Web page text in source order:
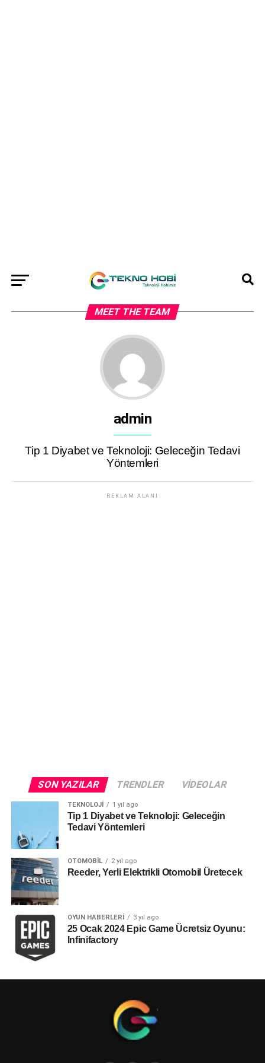
MEET THE TEAM
admin
Tip 1 Diyabet ve Teknoloji: Geleceğin Tedavi
Yöntemleri
REKLAM ALANI
SON YAZILAR TRENDLER VIDEOLAR
TEKNOLOJI 1 yıl ago
Tip 1 Diyabet ve Teknoloji: Geleceğin
Tedavi Yöntemleri
OTOMOBIL 2 yıl ago
Reeder, Yerli Elektrikli Otomobil Üretecek
OYUN HABERLERI 3 yıl ago
25 Ocak 2024 Epic Game Ücretsiz Oyunu:
Infinifactory